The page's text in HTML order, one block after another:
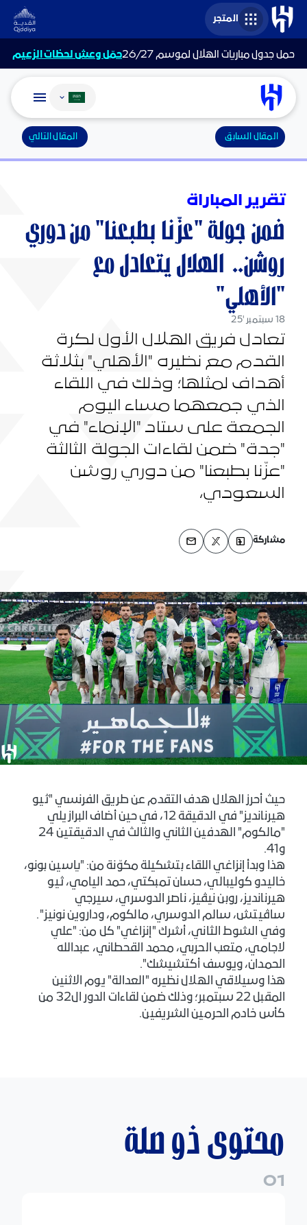
المتجر
حمل جدول مباريات الهلال لموسم 26/27 حمّل وعش لحظات الزعيم
تغيير اللغة
المقال السابق المقال التالي
تقرير المباراة
ضمن جولة "عزّنا بطبعنا" من دوري
روشن.. الهلال يتعادل مع
"الأهلي"
18 سبتمبر '25
تعادل فريق الهلال الأول لكرة
القدم مع نظيره "الأهلي" بثلاثة
أهداف لمثلها؛ وذلك في اللقاء
الذي جمعهما مساء اليوم
الجمعة على ستاد "الإنماء" في
"جدة" ضمن لقاءات الجولة الثالثة
"عزّنا بطبعنا" من دوري روشن
السعودي،
مشاركة
حيث أحرز الهلال هدف التقدم عن طريق الفرنسي "ثيو
هيرنانديز" في الدقيقة 12، في حين أضاف البرازيلي
"مالكوم" الهدفين الثاني والثالث في الدقيقتين 24
و41.
هذا وبدأ إنزاغي اللقاء بتشكيلة مكوّنة من: "ياسين بونو،
خاليدو كوليبالي، حسان تمبكتي، حمد اليامي، ثيو
هيرنانديز، روبن نيڤيز، ناصر الدوسري، سيرجي
ساڤيتش، سالم الدوسري، مالكوم، وداروين نونيز".
وفي الشوط الثاني، أشرك "إنزاغي" كل من: "علي
لاجامي، متعب الحربي، محمد القحطاني، عبدالله
الحمدان، ويوسف أكتشيشك".
هذا وسيلاقي الهلال نظيره "العدالة" يوم الاثنين
المقبل 22 سبتمبر؛ وذلك ضمن لقاءات الدور ال32 من
كأس خادم الحرمين الشريفين.
محتوى ذو صلة
01